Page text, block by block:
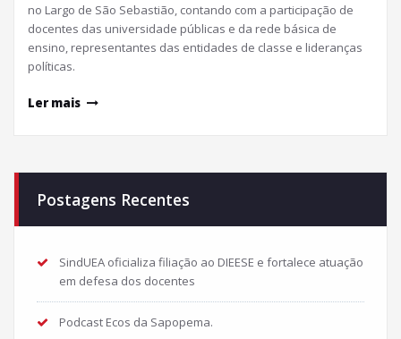
no Largo de São Sebastião, contando com a participação de
docentes das universidade públicas e da rede básica de
ensino, representantes das entidades de classe e lideranças
políticas.
Ler mais
Postagens Recentes
SindUEA oficializa filiação ao DIEESE e fortalece atuação
em defesa dos docentes
Podcast Ecos da Sapopema.